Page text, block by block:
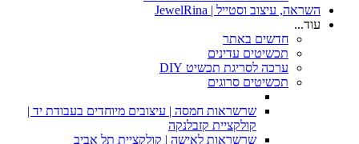
השראה, עיצוב וסטייל | JewelRina
עוד...
חדשים באתר
תכשיטים עדינים
ערכה לסריגת תכשיט DIY
תכשיטים סרוגים
שרשראות חמסה | עיצובים מיוחדים בעבודת יד |
קולקציית קזבלנקה
שרשראות לאישה | קולקציית תל אביב